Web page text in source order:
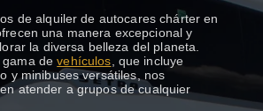
Show dropdown
Show dropdown
de alquiler de autocares chárter en
una manera excepcional y
la diversa belleza del planeta.
gama devehículos , que incluye
y minibuses versátiles, nos
atender a grupos de cualquier